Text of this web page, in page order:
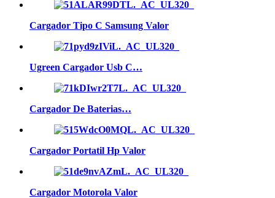
Cargador Tipo C Samsung Valor
Ugreen Cargador Usb C…
Cargador De Baterias…
Cargador Portatil Hp Valor
Cargador Motorola Valor